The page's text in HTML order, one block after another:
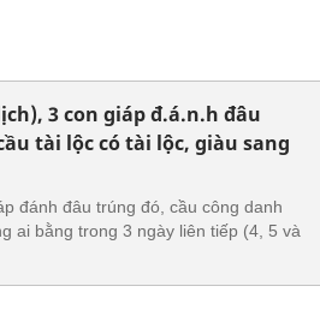
3 con giáp đ.á.n.h đâu
tài lộc có tài lộc, giàu sang
đánh đâu trúng đó, cầu công danh
ai bằng trong 3 ngày liên tiếp (4, 5 và